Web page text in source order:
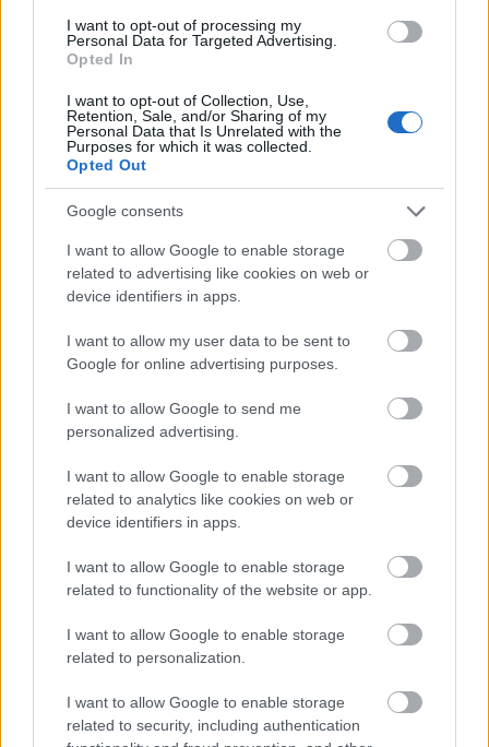
I want to opt-out of processing my
Personal Data for Targeted Advertising.
Opted In
I want to opt-out of Collection, Use,
Retention, Sale, and/or Sharing of my
Personal Data that Is Unrelated with the
Purposes for which it was collected.
Opted Out
Google consents
I want to allow Google to enable storage
related to advertising like cookies on web or
device identifiers in apps.
I want to allow my user data to be sent to
Google for online advertising purposes.
I want to allow Google to send me
personalized advertising.
I want to allow Google to enable storage
related to analytics like cookies on web or
device identifiers in apps.
I want to allow Google to enable storage
related to functionality of the website or app.
I want to allow Google to enable storage
related to personalization.
I want to allow Google to enable storage
related to security, including authentication
Ki jön velem Panamába?
Az évszázad végére minden bizonnyal a tengerbe
vész egy teljes kultúra, több ezer ember otthona, az
egyedálló szépségű Kuna Yala szigetcsoport. Az
őslakosok kitelepítését 2012 nyarán kezdték meg.
Miután elolvastam az NBC riportját az volt az
érzésem, érdemes lenne…
Holnap: általános oktatási sztrájk!
A diákok tegnapi fóruma HOLNAPRA ÁLTALÁNOS